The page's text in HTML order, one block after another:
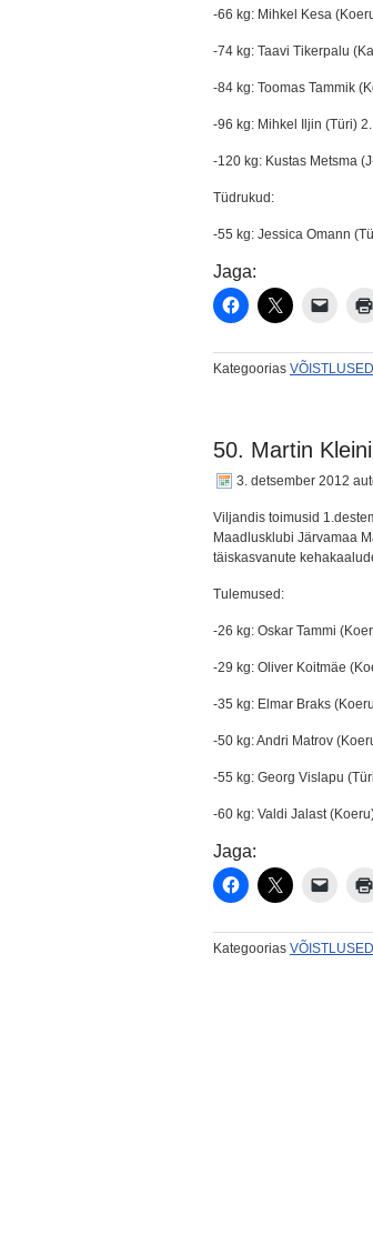
-66 kg: Mihkel Kesa
-74 kg: Taavi Tikerpalu
-84 kg: Toomas Tammik
-96 kg: Mihkel Iljin (Türi)
-120 kg: Kustas Metsma
Tüdrukud:
-55 kg: Jessica Omann
Jaga:
Kategoorias VÕISTLUSED
50. Martin
3. detsember 2012
Viljandis toimusid
Maadlusklubi Järvamaa
täiskasvanute
Tulemused:
-26 kg: Oskar Tammi
-29 kg: Oliver Koitmäe
-35 kg: Elmar Braks
-50 kg: Andri Matrov
-55 kg: Georg Vislapu
-60 kg: Valdi Jalast
Jaga:
Kategoorias VÕISTLUSED